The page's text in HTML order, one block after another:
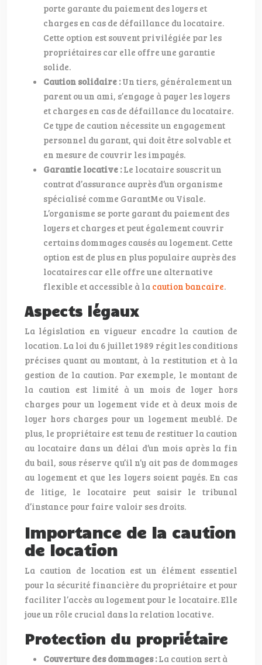
porte garante du paiement des loyers et
charges en cas de défaillance du locataire.
Cette option est souvent privilégiée par les
propriétaires car elle offre une garantie
solide.
Caution solidaire :Un tiers, généralement un
parent ou un ami, s’engage à payer les loyers
et charges en cas de défaillance du locataire.
Ce type de caution nécessite un engagement
personnel du garant, qui doit être solvable et
en mesure de couvrir les impayés.
Garantie locative :Le locataire souscrit un
contrat d’assurance auprès d’un organisme
spécialisé comme GarantMe ou Visale.
L’organisme se porte garant du paiement des
loyers et charges et peut également couvrir
certains dommages causés au logement. Cette
option est de plus en plus populaire auprès des
locataires car elle offre une alternative
flexible et accessible à la caution bancaire.
Aspects légaux
La législation en vigueur encadre la caution de
location. La loi du 6 juillet 1989 régit les conditions
précises quant au montant, à la restitution et à la
gestion de la caution. Par exemple, le montant de
la caution est limité à un mois de loyer hors
charges pour un logement vide et à deux mois de
loyer hors charges pour un logement meublé. De
plus, le propriétaire est tenu de restituer la caution
au locataire dans un délai d’un mois après la fin
du bail, sous réserve qu’il n’y ait pas de dommages
au logement et que les loyers soient payés. En cas
de litige, le locataire peut saisir le tribunal
d’instance pour faire valoir ses droits.
Importance de la caution
de location
La caution de location est un élément essentiel
pour la sécurité financière du propriétaire et pour
faciliter l’accès au logement pour le locataire. Elle
joue un rôle crucial dans la relation locative.
Protection du propriétaire
Couverture des dommages :La caution sert à